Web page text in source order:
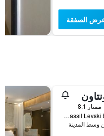
الصفقة
ممتاز 8.1
27 Vassil Levski Boulevard, صوفيا, بلغاريا